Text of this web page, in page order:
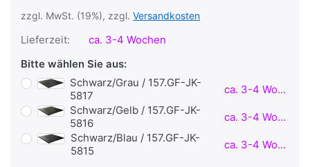
zzgl. MwSt. (19%), zzgl. Versandkosten
Lieferzeit:
ca. 3-4 Wochen
Bitte wählen Sie aus:
Schwarz/Grau / 157.GF-JK-
5817
ca. 3-4 Wochen
Schwarz/Gelb / 157.GF-JK-
5816
ca. 3-4 Wochen
Schwarz/Blau / 157.GF-JK-
5815
ca. 3-4 Wochen